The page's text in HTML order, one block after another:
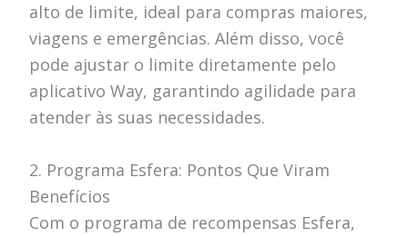
alto de limite, ideal para compras maiores,
viagens e emergências. Além disso, você
pode ajustar o limite diretamente pelo
aplicativo Way, garantindo agilidade para
atender às suas necessidades.
2. Programa Esfera: Pontos Que Viram
Benefícios
Com o programa de recompensas Esfera,